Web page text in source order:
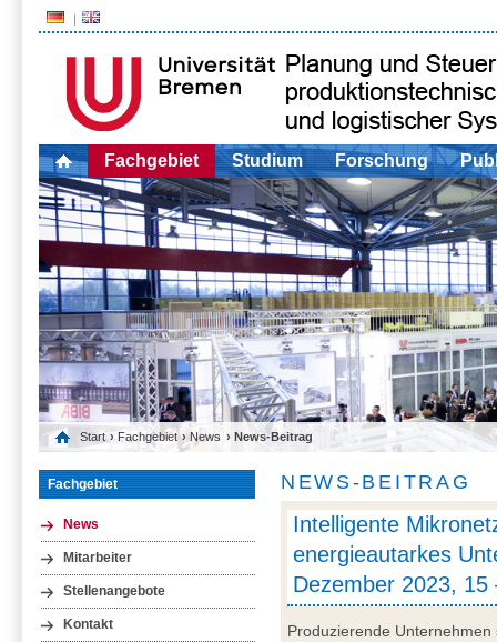
Fachgebiet Studium Forschung
Start › Fachgebiet › News › News-Beitrag
Fachgebiet
News
Mitarbeiter
Stellenangebote
Kontakt
NEWS-BEITRAG
Intelligente
energieautarkes
Dezember 2023, 15
Produzierende